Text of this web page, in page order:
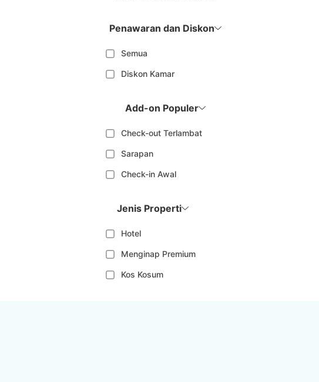
Penawaran dan Diskon
Semua
Diskon Kamar
Add-on Populer
Check-out Terlambat
Sarapan
Check-in Awal
Jenis Properti
Hotel
Menginap Premium
Kos Kosum